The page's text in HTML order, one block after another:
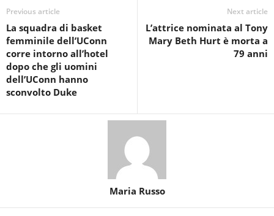
Previous article
La squadra di basket
femminile dell’UConn
corre intorno all’hotel
dopo che gli uomini
dell’UConn hanno
sconvolto Duke
Next article
L’attrice nominata al Tony
Mary Beth Hurt è morta a
79 anni
Maria Russo